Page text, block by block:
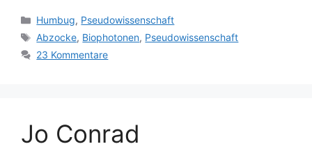
Kategorien
Humbug, Pseudowissenschaft
Schlagwörter
Abzocke, Biophotonen, Pseudowissenschaft
23 Kommentare
Jo Conrad